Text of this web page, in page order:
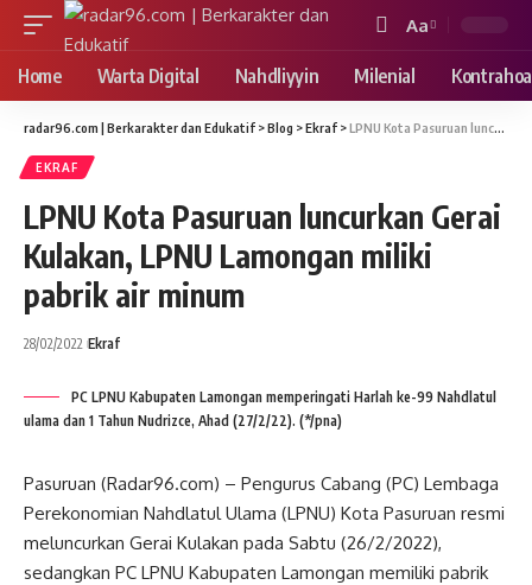
Font
Resizer
Aa
Home Warta Digital Nahdliyyin Milenial
radar96.com | Berkarakter dan Edukatif >Blog >Ekraf >LPNU Kota Pasuruan luncurkan Gerai Kulakan, LPNU Lamongan miliki pabrik air minum
EKRAF
LPNU Kota Pasuruan luncurkan Gerai
Kulakan, LPNU Lamongan miliki
pabrik air minum
28/02/2022 Ekraf
PC LPNU Kabupaten Lamongan memperingati Harlah ke-99 Nahdlatul
ulama dan 1 Tahun Nudrizce, Ahad (27/2/22). (*/pna)
Pasuruan (Radar96.com) – Pengurus Cabang (PC) Lembaga
Perekonomian Nahdlatul Ulama (LPNU) Kota Pasuruan resmi
meluncurkan Gerai Kulakan pada Sabtu (26/2/2022),
sedangkan PC LPNU Kabupaten Lamongan memiliki pabrik